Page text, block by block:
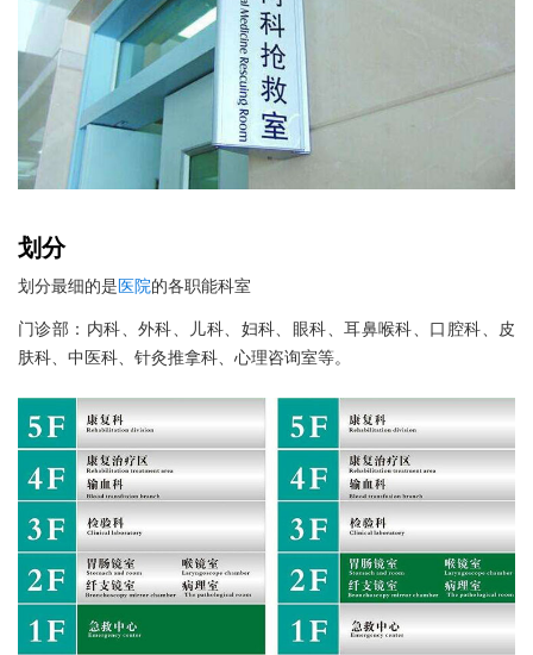
划分
划分最细的是医院的各职能科室
门诊部：内科、外科、儿科、妇科、眼科、耳鼻喉科、口腔科、皮
肤科、中医科、针灸推拿科、心理咨询室等。